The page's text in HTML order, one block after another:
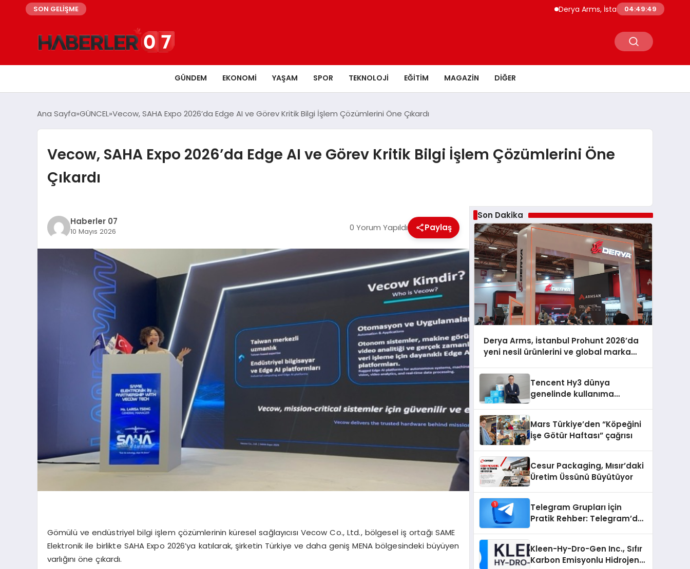
SON GELİŞME Derya Arms, İstanbul Prohunt 2026’da
04:49:50
GÜNDEM EKONOMI YAŞAM SPOR TEKNOLOJI EĞITIM MAGAZIN DIĞER
Ana Sayfa GÜNCEL Vecow, SAHA Expo 2026’da Edge AI ve Görev Kritik Bilgi İşlem Çözümlerini Öne Çıkardı
Vecow, SAHA Expo 2026’da Edge AI ve Görev Kritik Bilgi İşlem Çözümlerini Öne
Çıkardı
Haberler 07
10 Mayıs 2026 0 Yorum Yapıldı Paylaş
Gömülü ve endüstriyel bilgi işlem çözümlerinin küresel sağlayıcısı Vecow Co., Ltd., bölgesel iş ortağı SAME
Elektronik ile birlikte SAHA Expo 2026’ya katılarak, şirketin Türkiye ve daha geniş MENA bölgesindeki büyüyen
varlığını öne çıkardı.
Son Dakika
Derya Arms, İstanbul Prohunt 2026’da
yeni nesil ürünlerini ve global marka
Tencent Hy3 dünya
genelinde kullanıma
Mars Türkiye’den “Köpeğini
İşe Götür Haftası” çağrısı
Cesur Packaging, Mısır’daki
Üretim Üssünü Büyütüyor
Telegram Grupları İçin
Pratik Rehber: Telegram’da
Kleen-Hy-Dro-Gen Inc., Sıfır
Karbon Emisyonlu Hidrojen